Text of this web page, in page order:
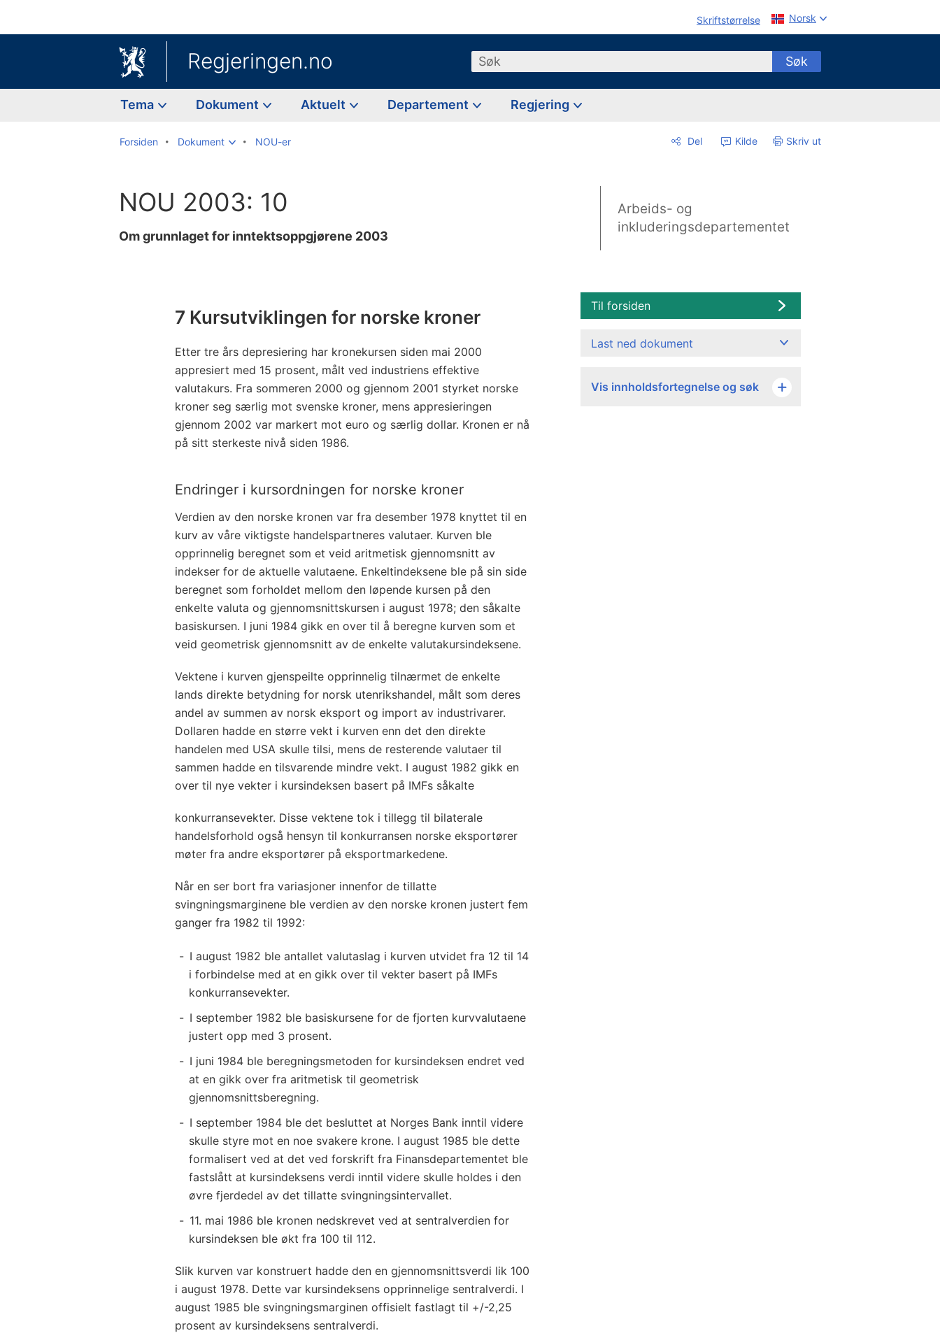
Skriftstørrelse Norsk
Regjeringen.no Søk Søk
Tema Dokument Aktuelt Departement Regjering
Forsiden Dokument NOU-er Del Kilde Skriv ut
NOU 2003: 10
Om grunnlaget for inntektsoppgjørene 2003
Arbeids- og
inkluderingsdepartementet
7 Kursutviklingen for norske kroner
Etter tre års depresiering har kronekursen siden mai 2000
appresiert med 15 prosent, målt ved industriens effektive
valutakurs. Fra sommeren 2000 og gjennom 2001 styrket norske
kroner seg særlig mot svenske kroner, mens appresieringen
gjennom 2002 var markert mot euro og særlig dollar. Kronen er nå
på sitt sterkeste nivå siden 1986.
Endringer i kursordningen for norske kroner
Verdien av den norske kronen var fra desember 1978 knyttet til en
kurv av våre viktigste handelspartneres valutaer. Kurven ble
opprinnelig beregnet som et veid aritmetisk gjennomsnitt av
indekser for de aktuelle valutaene. Enkeltindeksene ble på sin side
beregnet som forholdet mellom den løpende kursen på den
enkelte valuta og gjennomsnittskursen i august 1978; den såkalte
basiskursen. I juni 1984 gikk en over til å beregne kurven som et
veid geometrisk gjennomsnitt av de enkelte valutakursindeksene.
Vektene i kurven gjenspeilte opprinnelig tilnærmet de enkelte
lands direkte betydning for norsk utenrikshandel, målt som deres
andel av summen av norsk eksport og import av industrivarer.
Dollaren hadde en større vekt i kurven enn det den direkte
handelen med USA skulle tilsi, mens de resterende valutaer til
sammen hadde en tilsvarende mindre vekt. I august 1982 gikk en
over til nye vekter i kursindeksen basert på IMFs såkalte
konkurransevekter. Disse vektene tok i tillegg til bilaterale
handelsforhold også hensyn til konkurransen norske eksportører
møter fra andre eksportører på eksportmarkedene.
Når en ser bort fra variasjoner innenfor de tillatte
svingningsmarginene ble verdien av den norske kronen justert fem
ganger fra 1982 til 1992:
I august 1982 ble antallet valutaslag i kurven utvidet fra 12 til 14
i forbindelse med at en gikk over til vekter basert på IMFs
konkurransevekter.
I september 1982 ble basiskursene for de fjorten kurvvalutaene
justert opp med 3 prosent.
I juni 1984 ble beregningsmetoden for kursindeksen endret ved
at en gikk over fra aritmetisk til geometrisk
gjennomsnittsberegning.
I september 1984 ble det besluttet at Norges Bank inntil videre
skulle styre mot en noe svakere krone. I august 1985 ble dette
formalisert ved at det ved forskrift fra Finansdepartementet ble
fastslått at kursindeksens verdi inntil videre skulle holdes i den
øvre fjerdedel av det tillatte svingningsintervallet.
11. mai 1986 ble kronen nedskrevet ved at sentralverdien for
kursindeksen ble økt fra 100 til 112.
Slik kurven var konstruert hadde den en gjennomsnittsverdi lik 100
i august 1978. Dette var kursindeksens opprinnelige sentralverdi. I
august 1985 ble svingningsmarginen offisielt fastlagt til +/-2,25
prosent av kursindeksens sentralverdi.
Til forsiden
Last ned dokument
Vis innholdsfortegnelse og søk